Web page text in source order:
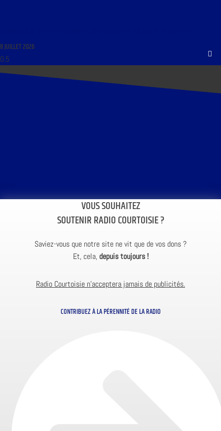
8 JUILLET 2026
VOUS SOUHAITEZ
SOUTENIR RADIO COURTOISIE ?
Saviez-vous que notre site ne vit que de vos dons ?
Et, cela, depuis toujours !
Radio Courtoisie n’acceptera jamais de publicités.
CONTRIBUEZ À LA PÉRENNITÉ DE LA RADIO